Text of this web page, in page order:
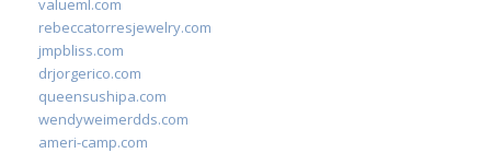
valueml.com
rebeccatorresjewelry.com
jmpbliss.com
drjorgerico.com
queensushipa.com
wendyweimerdds.com
ameri-camp.com